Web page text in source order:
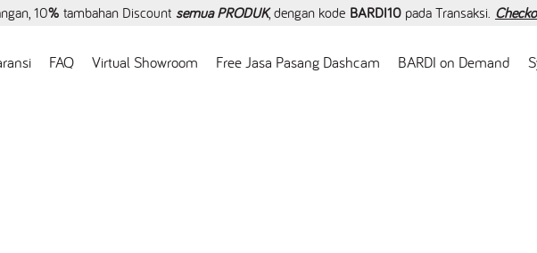
10% tambahan Discount semua PRODUK, dengan kode BARDI10 pada Transaksi.
FAQ Virtual Showroom Free Jasa Pasang Dashcam BARDI on Demand